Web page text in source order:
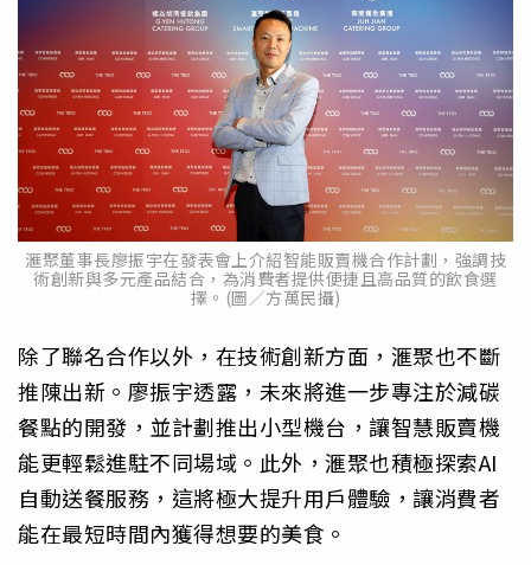
滙聚董事長廖振宇在發表會上介紹智能販賣機合作計劃，強調技
術創新與多元產品結合，為消費者提供便捷且高品質的飲食選
擇。(圖／方萬民攝)
除了聯名合作以外，在技術創新方面，滙聚也不斷
推陳出新。廖振宇透露，未來將進一步專注於減碳
餐點的開發，並計劃推出小型機台，讓智慧販賣機
能更輕鬆進駐不同場域。此外，滙聚也積極探索AI
自動送餐服務，這將極大提升用戶體驗，讓消費者
能在最短時間內獲得想要的美食。